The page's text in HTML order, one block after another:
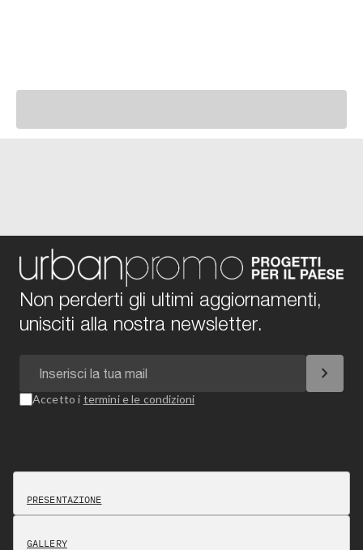
Non perderti gli ultimi aggiornamenti,
unisciti alla nostra newsletter.
chevron_right
Accetto i termini e le condizioni
PRESENTAZIONE
GALLERY